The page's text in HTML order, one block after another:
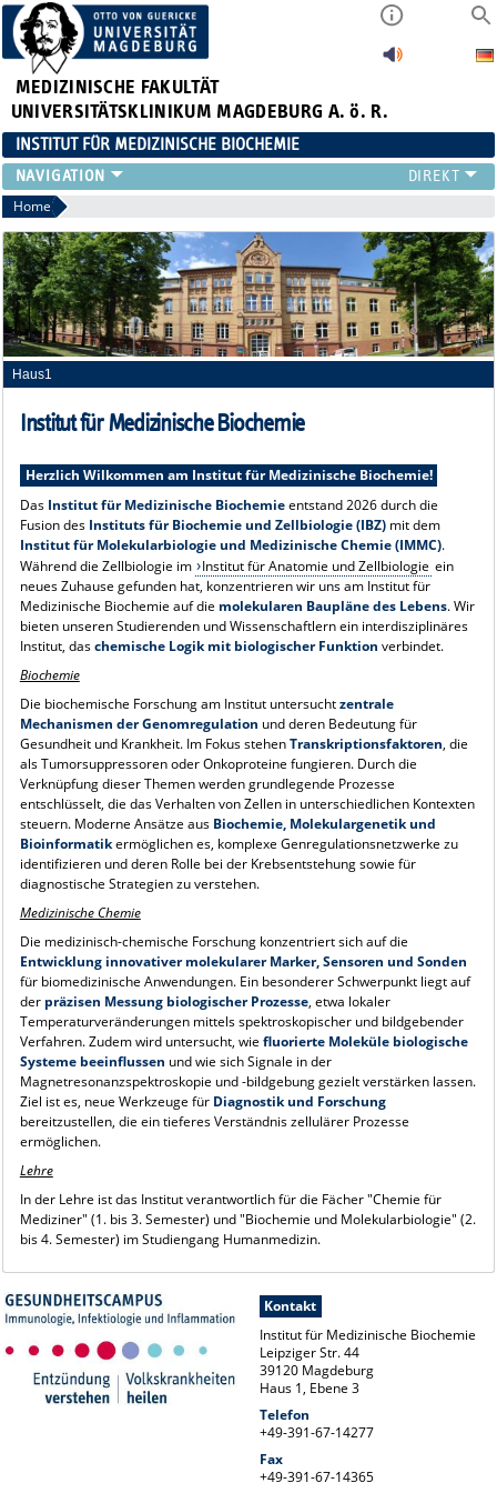
MEDIZINISCHE FAKULTÄT
UNIVERSITÄTSKLINIKUM MAGDEBURG A. ö. R.
INSTITUT FÜR MEDIZINISCHE BIOCHEMIE
DAS TEAM
FORSCHUNG
LEHRE
OFFENE STELLEN
Home
Haus1
Institut für Medizinische Biochemie
Herzlich Wilkommen am Institut für Medizinische Biochemie!
Das Institut für Medizinische Biochemieentstand 2026 durch die
Fusion des Instituts für Biochemie und Zellbiologie (IBZ)mit dem
Institut für Molekularbiologie und Medizinische Chemie (IMMC).
Während die Zellbiologie im Institut für Anatomie und Zellbiologie ein
neues Zuhause gefunden hat, konzentrieren wir uns am Institut für
Medizinische Biochemie auf die molekularen Baupläne des Lebens. Wir
bieten unseren Studierenden und Wissenschaftlern ein interdisziplinäres
Institut, daschemische Logik mit biologischer Funktion verbindet.
Biochemie
Die biochemische Forschung am Institut untersuchtzentrale
Mechanismen der Genomregulation und deren Bedeutung für
Gesundheit und Krankheit. Im Fokus stehenTranskriptionsfaktoren, die
als Tumorsuppressoren oder Onkoproteine fungieren. Durch die
Verknüpfung dieser Themen werden grundlegende Prozesse
entschlüsselt, die das Verhalten von Zellen in unterschiedlichen Kontexten
steuern. Moderne Ansätze aus Biochemie, Molekulargenetik und
Bioinformatikermöglichen es, komplexe Genregulationsnetzwerke zu
identifizieren und deren Rolle bei der Krebsentstehung sowie für
diagnostische Strategien zu verstehen.
Medizinische Chemie
Die medizinisch-chemische Forschung konzentriert sich auf die
Entwicklung innovativer molekularer Marker, Sensoren und Sonden
für biomedizinische Anwendungen. Ein besonderer Schwerpunkt liegt auf
der präzisen Messung biologischer Prozesse, etwa lokaler
Temperaturveränderungen mittels spektroskopischer und bildgebender
Verfahren. Zudem wird untersucht, wie fluorierte Moleküle biologische
Systeme beeinflussen und wie sich Signale in der
Magnetresonanzspektroskopie und -bildgebung gezielt verstärken lassen.
Ziel ist es, neue Werkzeuge für Diagnostik und Forschung
bereitzustellen, die ein tieferes Verständnis zellulärer Prozesse
ermöglichen.
Lehre
In der Lehre ist das Institut verantwortlich für die Fächer "Chemie für
Mediziner" (1. bis 3. Semester) und "Biochemie und Molekularbiologie" (2.
bis 4. Semester) im Studiengang Humanmedizin.
Kontakt
Institut für Medizinische Biochemie
Leipziger Str. 44
39120 Magdeburg
Haus 1, Ebene 3
Telefon
+49-391-67-14277
Fax
+49-391-67-14365